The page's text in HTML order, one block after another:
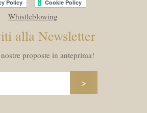
Whistleblowing
alla Newsletter
proposte in anteprima!
>